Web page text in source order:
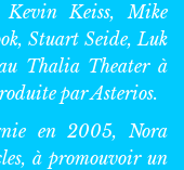
Kevin Keiss, Mike
Stuart Seide, Luk
Thalia Theater à
par Asterios.
en 2005, Nora
à promouvoir un